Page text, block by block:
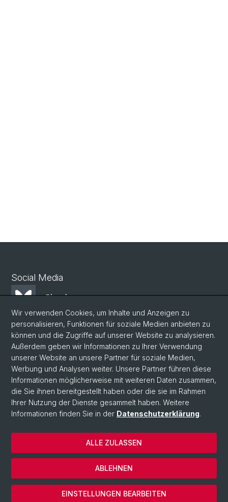
Social Media
Bluesky
Mastodon
LinkedIn
Instagram
© Universität Basel
Datenschutzerklärung
Wir verwenden Cookies, um Inhalte und Anzeigen zu
personalisieren, Funktionen für soziale Medien anbieten zu
können und die Zugriffe auf unserer Website zu analysieren.
Außerdem geben wir Informationen zu Ihrer Verwendung
unserer Website an unsere Partner für soziale Medien,
Werbung und Analysen weiter. Unsere Partner führen diese
Informationen möglicherweise mit weiteren Daten zusammen,
die Sie ihnen bereitgestellt haben oder die sie im Rahmen
Ihrer Nutzung der Dienste gesammelt haben. Weitere
Informationen finden Sie in der Datenschutzerklärung.
EINSTELLUNGEN BEARBEITEN
ABLEHNEN
ALLE ZULASSEN